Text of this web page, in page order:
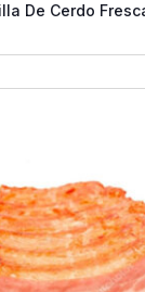
De Cerdo